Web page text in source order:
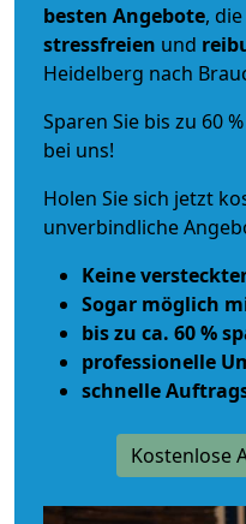
besten Angebote,
stressfreien und
Heidelberg nach
Sparen Sie bis zu 60
bei uns!
Holen Sie sich jetzt
unverbindliche
Keine
Sogar möglich
bis zu ca. 60 %
professionelle
schnelle
Kostenlose